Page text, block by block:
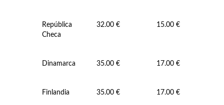
República
Checa
32.00 € 15.00 €
Dinamarca 35.00 € 17.00 €
Finlandia 35.00 € 17.00 €